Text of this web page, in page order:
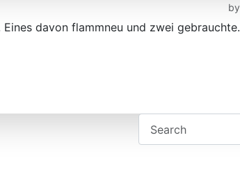
by
davon flammneu und zwei gebrauchte.